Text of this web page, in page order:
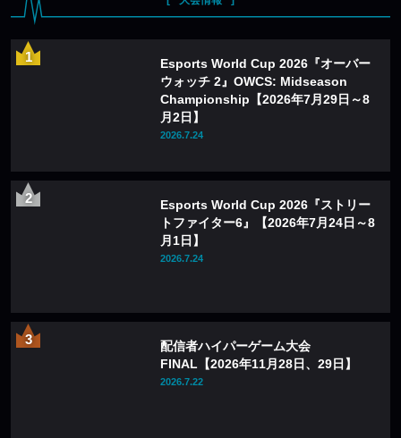
Esports World Cup 2026『オーバー
ウォッチ 2』OWCS: Midseason
Championship【2026年7月29日～8
月2日】
2026.7.24
Esports World Cup 2026『ストリー
トファイター6』【2026年7月24日～8
月1日】
2026.7.24
配信者ハイパーゲーム大会
FINAL【2026年11月28日、29日】
2026.7.22